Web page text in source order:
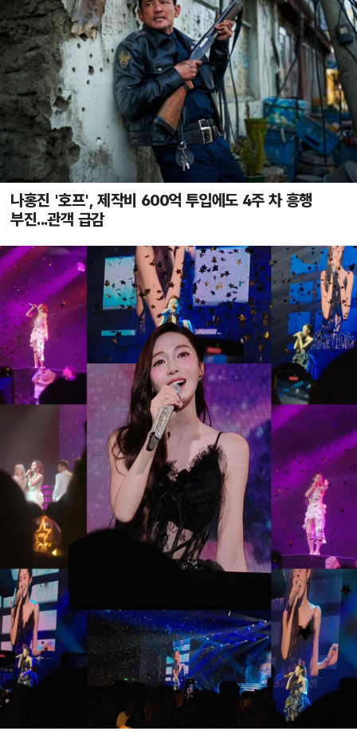
나홍진 '호프', 제작비 600억 투입에도 4주 차 흥행
부진...관객 급감